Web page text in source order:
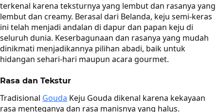
terkenal karena teksturnya yang lembut dan rasanya yang
lembut dan creamy. Berasal dari Belanda, keju semi-keras
ini telah menjadi andalan di dapur dan papan keju di
seluruh dunia. Keserbagunaan dan rasanya yang mudah
dinikmati menjadikannya pilihan abadi, baik untuk
hidangan sehari-hari maupun acara gourmet.
Rasa dan Tekstur
Tradisional Gouda Keju Gouda dikenal karena kekayaan
rasa menteganya dan rasa manisnya yang halus.